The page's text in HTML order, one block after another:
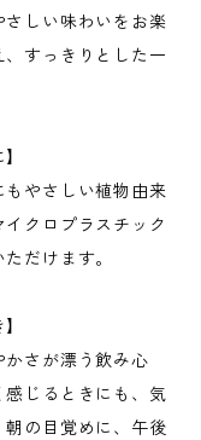
しい味わいをお楽
すっきりとした一
やさしい植物由来
クロプラスチック
だけます。
さが漂う飲み心
じるときにも、気
の目覚めに、午後